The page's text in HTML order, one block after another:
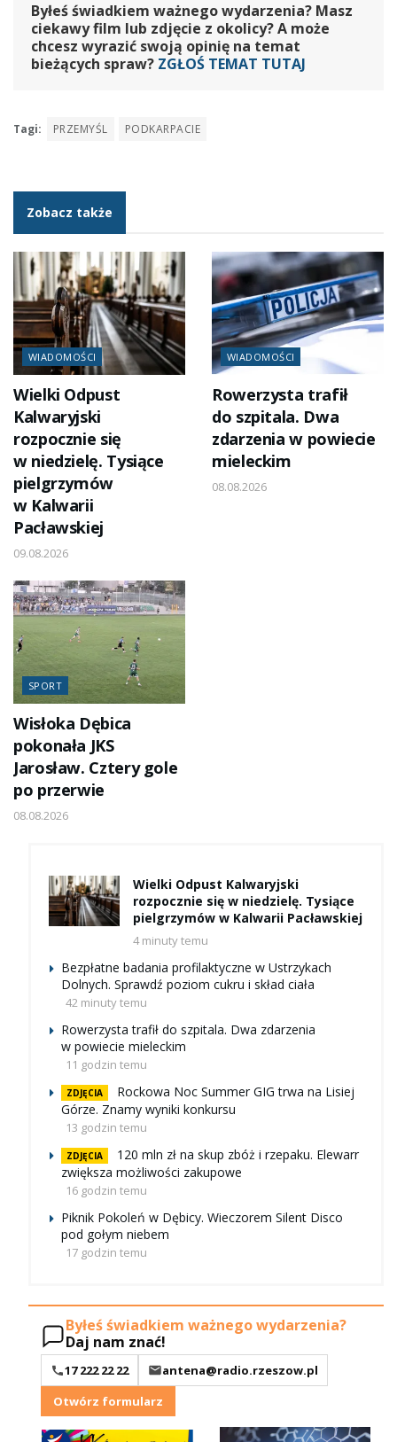
Byłeś świadkiem ważnego wydarzenia? Masz
ciekawy film lub zdjęcie z okolicy? A może
chcesz wyrazić swoją opinię na temat
bieżących spraw? ZGŁOŚ TEMAT TUTAJ
Tagi: PRZEMYŚL PODKARPACIE
Zobacz także
WIADOMOŚCI
Wielki Odpust
Kalwaryjski
rozpocznie się
w niedzielę. Tysiące
pielgrzymów
w Kalwarii
Pacławskiej
09.08.2026
WIADOMOŚCI
Rowerzysta trafił
do szpitala. Dwa
zdarzenia w powiecie
mieleckim
08.08.2026
SPORT
Wisłoka Dębica
pokonała JKS
Jarosław. Cztery gole
po przerwie
08.08.2026
Wielki Odpust Kalwaryjski
rozpocznie się w niedzielę. Tysiące
pielgrzymów w Kalwarii Pacławskiej
4 minuty temu
Bezpłatne badania profilaktyczne w Ustrzykach
Dolnych. Sprawdź poziom cukru i skład ciała
42 minuty temu
Rowerzysta trafił do szpitala. Dwa zdarzenia
w powiecie mieleckim
11 godzin temu
ZDJĘCIA
Rockowa Noc Summer GIG trwa na Lisiej
Górze. Znamy wyniki konkursu
13 godzin temu
ZDJĘCIA
120 mln zł na skup zbóż i rzepaku. Elewarr
zwiększa możliwości zakupowe
16 godzin temu
Piknik Pokoleń w Dębicy. Wieczorem Silent Disco
pod gołym niebem
17 godzin temu
Byłeś świadkiem ważnego wydarzenia?
Daj nam znać!
17 222 22 22
antena@radio.rzeszow.pl
Otwórz formularz